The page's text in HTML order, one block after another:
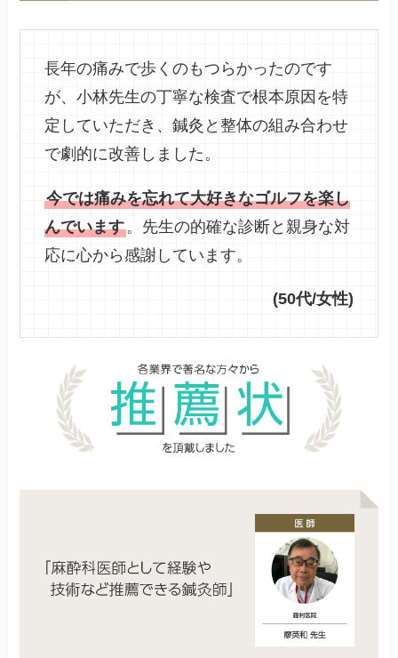
長年の痛みで歩くのもつらかったのです
が、小林先生の丁寧な検査で根本原因を特
定していただき、鍼灸と整体の組み合わせ
で劇的に改善しました。
今では痛みを忘れて大好きなゴルフを楽し
んでいます。先生の的確な診断と親身な対
応に心から感謝しています。
(50代/女性)